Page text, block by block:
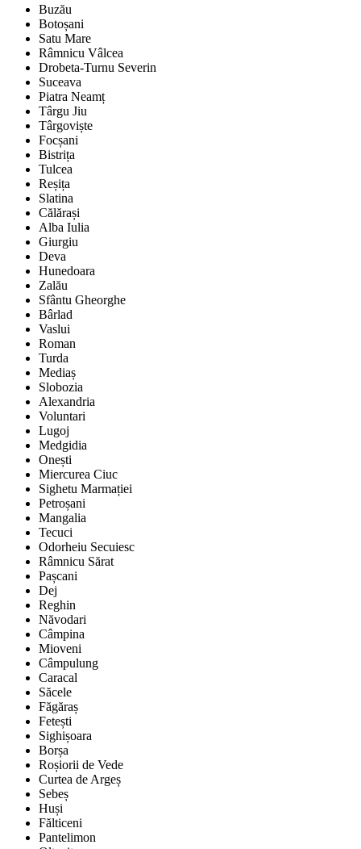
Buzău
Botoșani
Satu Mare
Râmnicu Vâlcea
Drobeta-Turnu Severin
Suceava
Piatra Neamț
Târgu Jiu
Târgoviște
Focșani
Bistrița
Tulcea
Reșița
Slatina
Călărași
Alba Iulia
Giurgiu
Deva
Hunedoara
Zalău
Sfântu Gheorghe
Bârlad
Vaslui
Roman
Turda
Mediaș
Slobozia
Alexandria
Voluntari
Lugoj
Medgidia
Onești
Miercurea Ciuc
Sighetu Marmației
Petroșani
Mangalia
Tecuci
Odorheiu Secuiesc
Râmnicu Sărat
Pașcani
Dej
Reghin
Năvodari
Câmpina
Mioveni
Câmpulung
Caracal
Săcele
Făgăraș
Fetești
Sighișoara
Borșa
Roșiorii de Vede
Curtea de Argeș
Sebeș
Huși
Fălticeni
Pantelimon